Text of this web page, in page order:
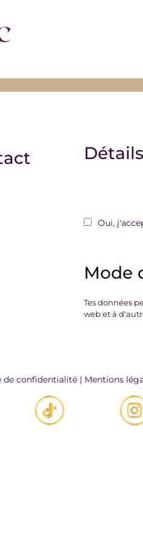
Oui,
Mode
Tes données
web et à
de confidentialité | Mentions